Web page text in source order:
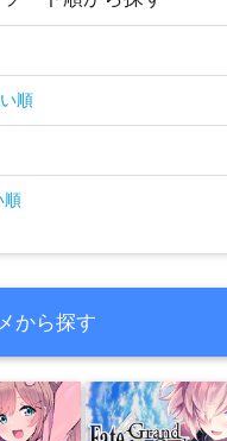
順
順
から探す